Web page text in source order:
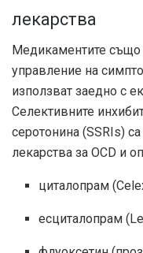
лекарства
Медикаментите също
управление на
използват заедно с
Селективните
серотонина (SSRIs)
лекарства за OCD и
циталопрам
есциталопрам